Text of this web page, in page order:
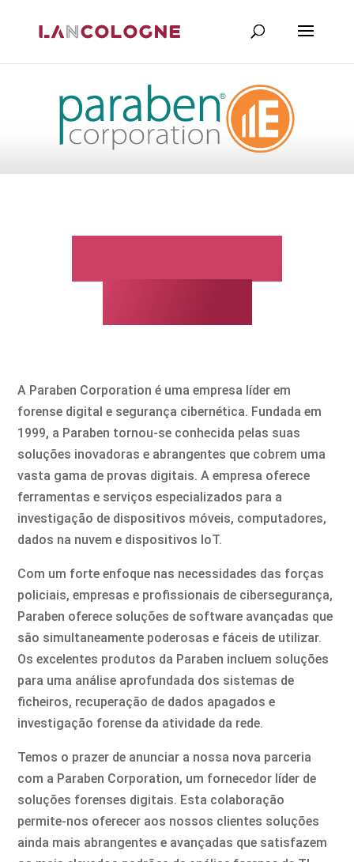
A Paraben Corporation é uma empresa líder em
forense digital e segurança cibernética. Fundada em
1999, a Paraben tornou-se conhecida pelas suas
soluções inovadoras e abrangentes que cobrem uma
vasta gama de provas digitais. A empresa oferece
ferramentas e serviços especializados para a
investigação de dispositivos móveis, computadores,
dados na nuvem e dispositivos IoT.
Com um forte enfoque nas necessidades das forças
policiais, empresas e profissionais de cibersegurança,
Paraben oferece soluções de software avançadas que
são simultaneamente poderosas e fáceis de utilizar.
Os excelentes produtos da Paraben incluem soluções
para uma análise aprofundada dos sistemas de
ficheiros, recuperação de dados apagados e
investigação forense da atividade da rede.
Temos o prazer de anunciar a nossa nova parceria
com a Paraben Corporation, um fornecedor líder de
soluções forenses digitais. Esta colaboração
permite-nos oferecer aos nossos clientes soluções
ainda mais abrangentes e avançadas que satisfazem